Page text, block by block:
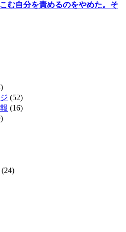
む自分を責めるのをやめた。そ
(52)
(16)
(24)